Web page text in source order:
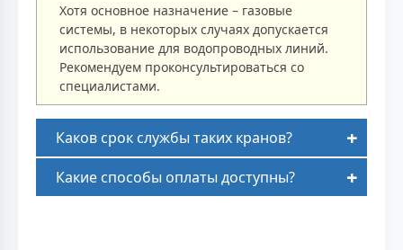
Хотя основное назначение – газовые
системы, в некоторых случаях допускается
использование для водопроводных линий.
Рекомендуем проконсультироваться со
специалистами.
Каков срок службы таких кранов?
Какие способы оплаты доступны?